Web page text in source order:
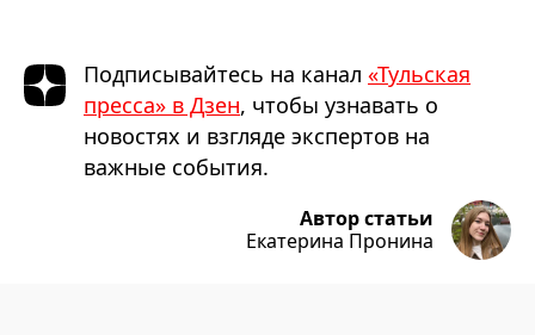
Подписывайтесь на канал «Тульская
пресса» в Дзен, чтобы узнавать о
новостях и взгляде экспертов на
важные события.
Автор статьи
Екатерина Пронина